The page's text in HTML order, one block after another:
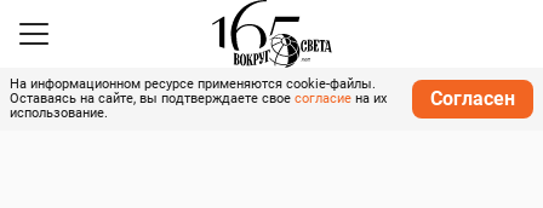
На информационном ресурсе применяются cookie-файлы.
Оставаясь на сайте, вы подтверждаете свое согласие на их
использование.
Согласен